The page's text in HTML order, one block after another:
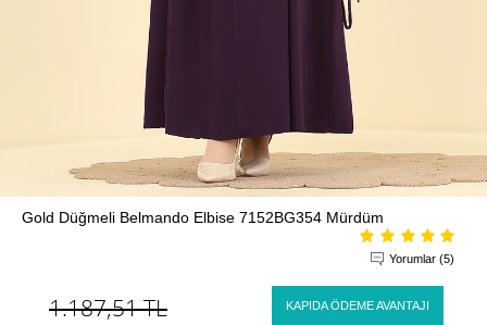
Gold Düğmeli Belmando Elbise 7152BG354 Mürdüm
Yorumlar (5)
1.187,51TL KAPIDA ÖDEME AVANTAJI